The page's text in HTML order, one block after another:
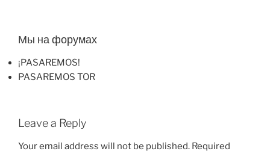
Мы на форумах
¡PASAREMOS!
PASAREMOS TOR
Leave a Reply
Your email address will not be published. Required